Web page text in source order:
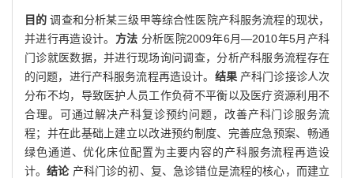
目的调查和分析某三级甲等综合性医院产科服务流程的现状，
并进行再造设计。 方法 分析医院2009年6月—2010年5月产科
门诊就医数据，并进行现场询问调查，分析产科服务流程存在
的问题，进行产科服务流程再造设计。 结果 产科门诊接诊人次
分布不均，导致医护人员工作负荷不平衡以及医疗资源利用不
合理。可通过解决产科复诊预约问题，改善产科门诊服务流
程；并在此基础上建立以改进预约制度、完善应急预案、畅通
绿色通道、优化床位配置为主要内容的产科服务流程再造设
计。结论 产科门诊的初、复、急诊错位是流程的核心，而建立